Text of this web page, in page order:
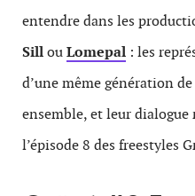
entendre dans les
SillouLomepal : les
d’une même génération
ensemble, et leur
l’épisode 8 des freestyles